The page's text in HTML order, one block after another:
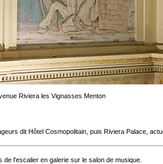
Riviera les Vignasses Menton
dit Hôtel Cosmopolitain, puis Riviera Palace,
de l'escalier en galerie sur le salon de musique.